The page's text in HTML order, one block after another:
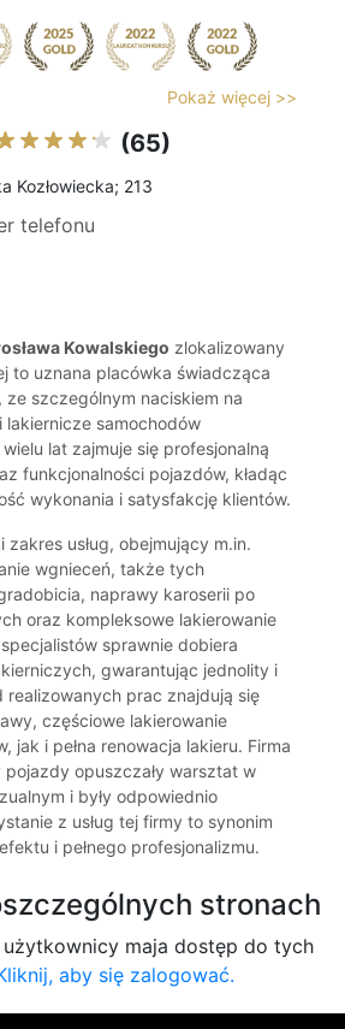
Pokaż więcej >>
(65)
Kozłowiecka; 213
telefonu
Kowalskiego zlokalizowany
to uznana placówka świadcząca
ze szczególnym naciskiem na
lakiernicze samochodów
lat zajmuje się profesjonalną
funkcjonalności pojazdów, kładąc
wykonania i satysfakcję klientów.
zakres usług, obejmujący m.in.
wgnieceń, także tych
naprawy karoserii po
oraz kompleksowe lakierowanie
sprawnie dobiera
gwarantując jednolity i
realizowanych prac znajdują się
częściowe lakierowanie
jak i pełna renowacja lakieru. Firma
opuszczały warsztat w
i były odpowiednio
z usług tej firmy to synonim
i pełnego profesjonalizmu.
stronach
maja dostęp do tych
aby się zalogować.